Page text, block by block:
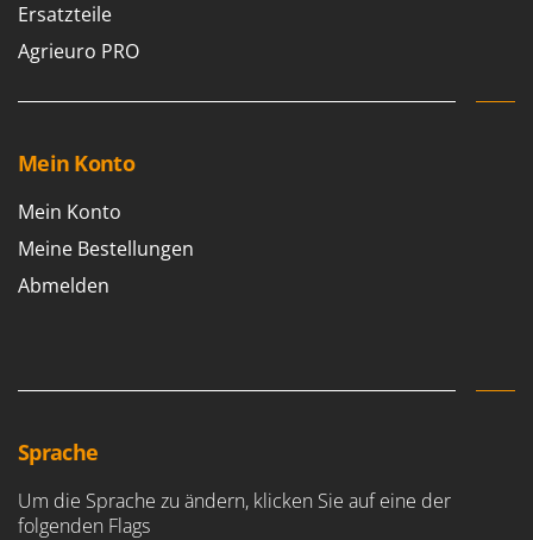
Ersatzteile
Agrieuro PRO
Mein Konto
Mein Konto
Meine Bestellungen
Abmelden
Sprache
Um die Sprache zu ändern, klicken Sie auf eine der
folgenden Flags